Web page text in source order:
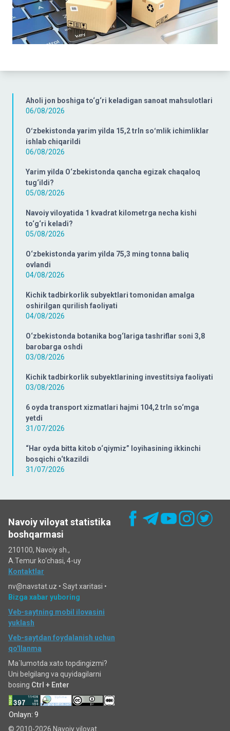
Aholi jon boshiga to‘g‘ri keladigan sanoat mahsulotlari
06/08/2026
Oʻzbekistonda yarim yilda 15,2 trln soʻmlik ichimliklar
ishlab chiqarildi
06/08/2026
Yarim yilda O‘zbekistonda qancha egizak chaqaloq
tug‘ildi?
05/08/2026
Navoiy viloyatida 1 kvadrat kilometrga necha kishi
to‘g‘ri keladi?
05/08/2026
O‘zbekistonda yarim yilda 75,3 ming tonna baliq
ovlandi
04/08/2026
Kichik tadbirkorlik subyektlari tomonidan amalga
oshirilgan qurilish faoliyati
04/08/2026
O‘zbekistonda botanika bog‘lariga tashriflar soni 3,8
barobarga oshdi
03/08/2026
Kichik tadbirkorlik subyektlarining investitsiya faoliyati
03/08/2026
6 oyda transport xizmatlari hajmi 104,2 trln so‘mga
yetdi
31/07/2026
“Har oyda bitta kitob o‘qiymiz” loyihasining ikkinchi
bosqichi o‘tkazildi
31/07/2026
Navoiy viloyat statistika
boshqarmasi
210100, Navoiy sh.,
A.Temur ko‘chаsi, 4-uy
Kontaktlar
nv@navstat.uz • Sayt xaritasi •
Bizga xabar yuboring
Veb-saytning mobil ilovasini
yuklash
Veb-saytdan foydalanish uchun
qo'llanma
Ma`lumotda xato topdingizmi?
Uni belgilang va quyidagilarni
bosing Ctrl + Enter
Onlayn: 9
© 2010-2026 Navoiy viloyat